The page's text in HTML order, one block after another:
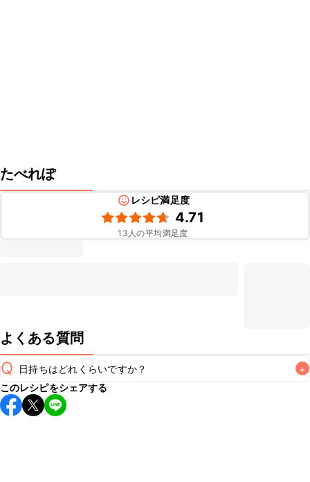
たべれぽ
レシピ満足度
4.71
13 人の平均満足度
よくある質問
Q 日持ちはどれくらいですか？ +
保存期間は冷蔵で翌日中が目安です。なるべくお早めにお召
し上がりください。
このレシピをシェアする